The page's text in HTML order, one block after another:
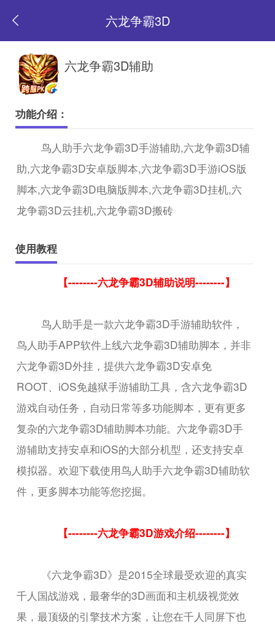
六龙争霸3D
返
页
六龙争霸3D辅助
功能介绍：
鸟人助手六龙争霸3D手游辅助,六龙争霸3D辅
助,六龙争霸3D安卓版脚本,六龙争霸3D手游iOS版
脚本,六龙争霸3D电脑版脚本,六龙争霸3D挂机,六
龙争霸3D云挂机,六龙争霸3D搬砖
使用教程
【--------六龙争霸3D辅助说明--------】
鸟人助手是一款六龙争霸3D手游辅助软件，
鸟人助手APP软件上线六龙争霸3D辅助脚本，并非
六龙争霸3D外挂，提供六龙争霸3D安卓免
ROOT、iOS免越狱手游辅助工具，含六龙争霸3D
游戏自动任务，自动日常等多功能脚本，更有更多
复杂的六龙争霸3D辅助脚本功能。六龙争霸3D手
游辅助支持安卓和iOS的大部分机型，还支持安卓
模拟器。欢迎下载使用鸟人助手六龙争霸3D辅助软
件，更多脚本功能等您挖掘。
【--------六龙争霸3D游戏介绍--------】
《六龙争霸3D》是2015全球最受欢迎的真实
千人国战游戏，最奢华的3D画面和主机级视觉效
果，最顶级的引擎技术方案，让您在千人同屏下也